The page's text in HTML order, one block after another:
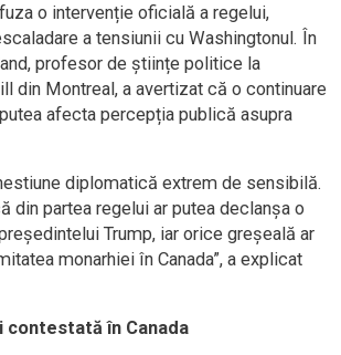
o intervenție oficială a regelui,
a tensiunii cu Washingtonul. În
profesor de științe politice la
din Montreal, a avertizat că o continuare
afecta percepția publică asupra
diplomatică extrem de sensibilă.
din partea regelui ar putea declanșa o
Trump, iar orice greșeală ar
monarhiei în Canada”, a explicat
contestată în Canada